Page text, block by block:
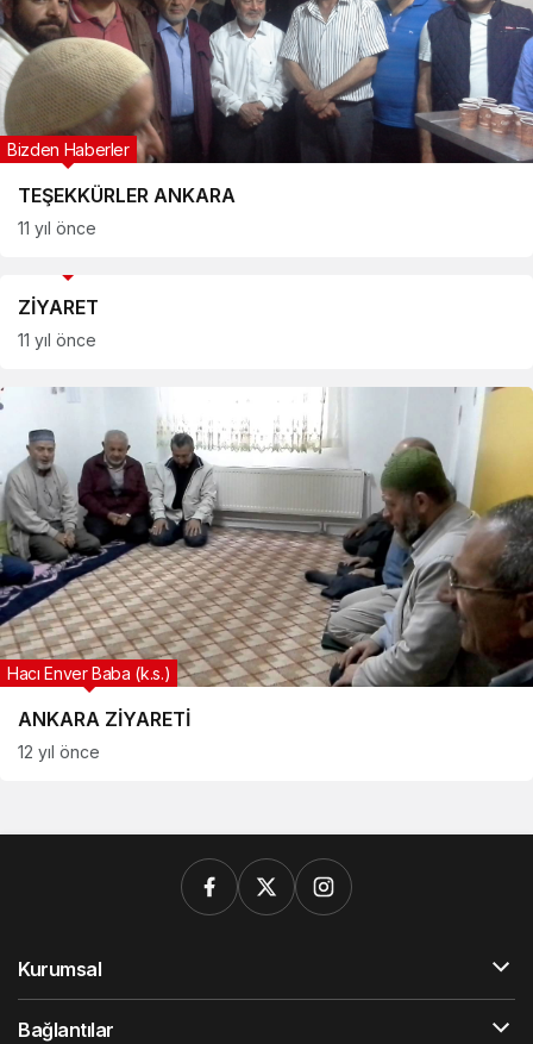
TEŞEKKÜRLER ANKARA
Bizden Haberler
11 yıl önce
ZİYARET
11 yıl önce
ANKARA ZİYARETİ
Hacı Enver Baba (k.s.)
12 yıl önce
Kurumsal
Bağlantılar